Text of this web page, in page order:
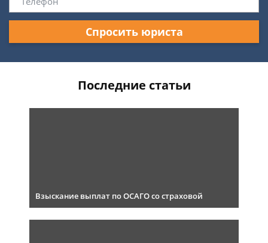
Спросить юриста
Последние статьи
Взыскание выплат по ОСАГО со страховой